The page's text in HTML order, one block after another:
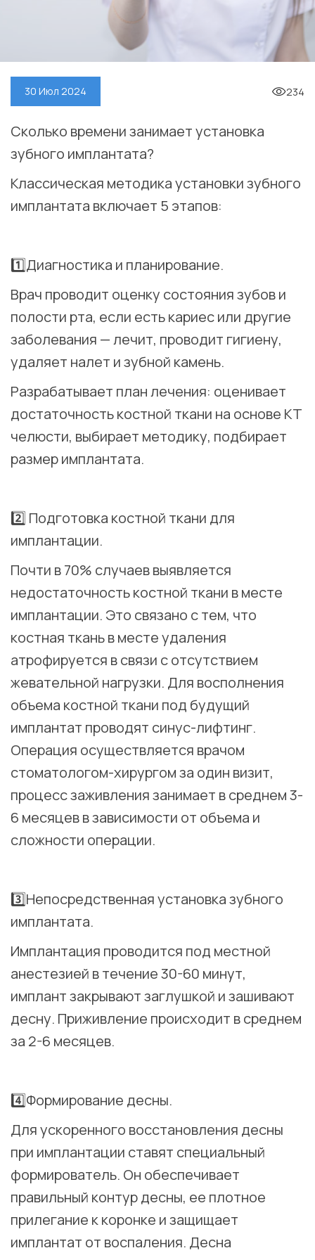
30 Июл 2024 234
Сколько времени занимает установка
зубного имплантата?
Классическая методика установки зубного
имплантата включает 5 этапов:
1️⃣Диагностика и планирование.
Врач проводит оценку состояния зубов и
полости рта, если есть кариес или другие
заболевания — лечит, проводит гигиену,
удаляет налет и зубной камень.
Разрабатывает план лечения: оценивает
достаточность костной ткани на основе КТ
челюсти, выбирает методику, подбирает
размер имплантата.
2️⃣ Подготовка костной ткани для
имплантации.
Почти в 70% случаев выявляется
недостаточность костной ткани в месте
имплантации. Это связано с тем, что
костная ткань в месте удаления
атрофируется в связи с отсутствием
жевательной нагрузки. Для восполнения
объема костной ткани под будущий
имплантат проводят синус-лифтинг.
Операция осуществляется врачом
стоматологом-хирургом за один визит,
процесс заживления занимает в среднем 3-
6 месяцев в зависимости от объема и
сложности операции.
3️⃣Непосредственная установка зубного
имплантата.
Имплантация проводится под местной
анестезией в течение 30-60 минут,
имплант закрывают заглушкой и зашивают
десну. Приживление происходит в среднем
за 2-6 месяцев.
4️⃣Формирование десны.
Для ускоренного восстановления десны
при имплантации ставят специальный
формирователь. Он обеспечивает
правильный контур десны, ее плотное
прилегание к коронке и защищает
имплантат от воспаления. Десна